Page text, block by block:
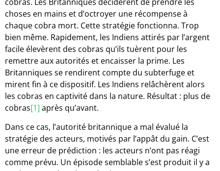
choses en mains et d’octroyer une récompense à
chaque cobra mort. Cette stratégie fonctionna. Trop
bien même. Rapidement, les Indiens attirés par l’argent
facile élevèrent des cobras qu’ils tuèrent pour les
remettre aux autorités et encaisser la prime. Les
Britanniques se rendirent compte du subterfuge et
mirent fin à ce dispositif. Les Indiens relâchèrent alors
les cobras en captivité dans la nature. Résultat : plus de
cobras[1] après qu’avant.
Dans ce cas, l’autorité britannique a mal évalué la
stratégie des acteurs, motivés par l’appât du gain. C’est
une erreur de prédiction : les acteurs n’ont pas réagi
comme prévu. Un épisode semblable s’est produit il y a